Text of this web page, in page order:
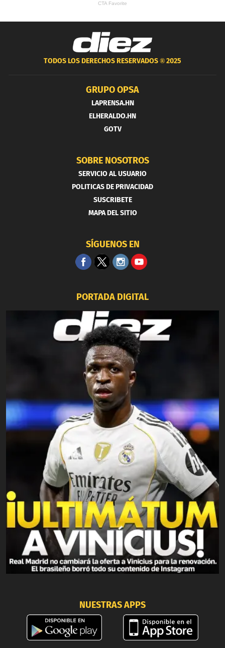
TODOS LOS DERECHOS RESERVADOS ®2025
GRUPO OPSA
LAPRENSA.HN
ELHERALDO.HN
GOTV
SOBRE NOSOTROS
SERVICIO AL USUARIO
POLITICAS DE PRIVACIDAD
SUSCRIBETE
MAPA DEL SITIO
SÍGUENOS EN
PORTADA DIGITAL
NUESTRAS APPS